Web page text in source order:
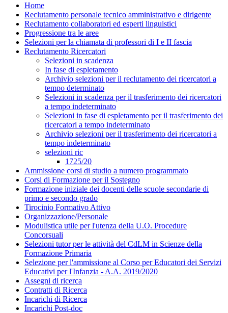
Home
Reclutamento personale tecnico amministrativo e dirigente
Reclutamento collaboratori ed esperti linguistici
Progressione tra le aree
Selezioni per la chiamata di professori di I e II fascia
Reclutamento Ricercatori
Selezioni in scadenza
In fase di espletamento
Archivio selezioni per il reclutamento dei ricercatori a
tempo determinato
Selezioni in scadenza per il trasferimento dei ricercatori
a tempo indeterminato
Selezioni in fase di espletamento per il trasferimento dei
ricercatori a tempo indeterminato
Archivio selezioni per il trasferimento dei ricercatori a
tempo indeterminato
selezioni ric
1725/20
Ammissione corsi di studio a numero programmato
Corsi di Formazione per il Sostegno
Formazione iniziale dei docenti delle scuole secondarie di
primo e secondo grado
Tirocinio Formativo Attivo
Organizzazione/Personale
Modulistica utile per l'utenza della U.O. Procedure
Concorsuali
Selezioni tutor per le attività del CdLM in Scienze della
Formazione Primaria
Selezione per l'ammissione al Corso per Educatori dei Servizi
Educativi per l'Infanzia - A.A. 2019/2020
Assegni di ricerca
Contratti di Ricerca
Incarichi di Ricerca
Incarichi Post-doc